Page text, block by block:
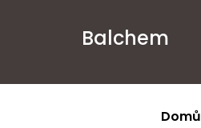
Balchem
Domů